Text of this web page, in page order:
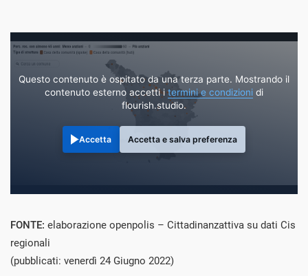
Questo contenuto è ospitato da una terza parte. Mostrando il
contenuto esterno accetti itermini e condizioni di
flourish.studio.
Accetta Accetta e salva preferenza
FONTE: elaborazione openpolis – Cittadinanzattiva su dati Cis
regionali
(pubblicati: venerdì 24 Giugno 2022)